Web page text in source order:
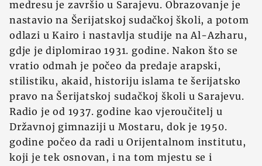
medresu je završio u Sarajevu. Obrazovanje je
nastavio na Šerijatskoj sudačkoj školi, a potom
odlazi u Kairo i nastavlja studije na Al-Azharu,
gdje je diplomirao 1931. godine. Nakon što se
vratio odmah je počeo da predaje arapski,
stilistiku, akaid, historiju islama te šerijatsko
pravo na Šerijatskoj sudačkoj školi u Sarajevu.
Radio je od 1937. godine kao vjeroučitelj u
Državnoj gimnaziji u Mostaru, dok je 1950.
godine počeo da radi u Orijentalnom institutu,
koji je tek osnovan, i na tom mjestu se i